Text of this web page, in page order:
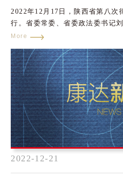
2022年12月17日，陕西省第八次
行。省委常委、省委政法委书记
委会党组书记、副主任庄长兴出
师协会会长高子程视频致辞。
More
2022-12-21